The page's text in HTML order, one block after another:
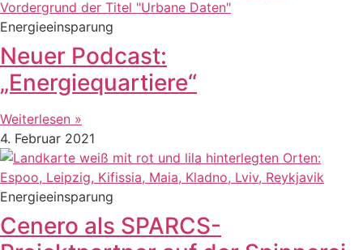
Energieeinsparung
Neuer Podcast:
„Energiequartiere“
Weiterlesen »
4. Februar 2021
Energieeinsparung
Cenero als SPARCS-